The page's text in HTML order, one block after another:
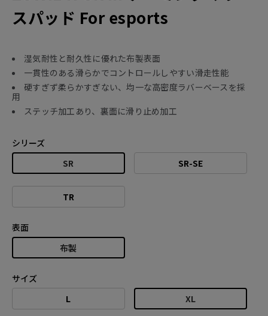
スパッド For esports
湿気耐性と耐久性に優れた布製表面
一貫性のある滑らかでコントロールしやすい滑走性能
硬すぎず柔らかすぎない、均一な高密度ラバーベースを採
用
ステッチ加工あり、裏面に滑り止め加工
シリーズ
SR
SR-SE
TR
表面
布製
サイズ
L
XL